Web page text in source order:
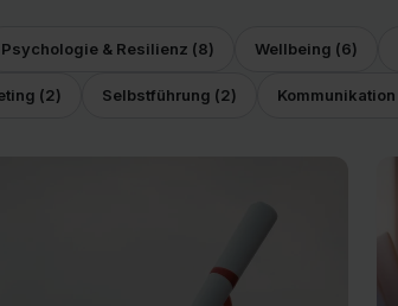
Psychologie & Resilienz (8) Wellbeing (6)
(2) Selbstführung (2) Kommunikation